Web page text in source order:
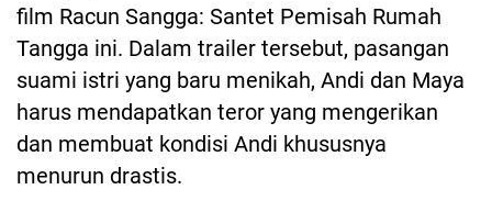
film Racun Sangga: Santet Pemisah Rumah
Tangga ini. Dalam trailer tersebut, pasangan
suami istri yang baru menikah, Andi dan Maya
harus mendapatkan teror yang mengerikan
dan membuat kondisi Andi khususnya
menurun drastis.